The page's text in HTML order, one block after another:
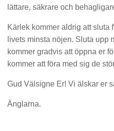
lättare, säkrare och
Kärlek kommer aldrig att sluta
livets minsta nöjen. Sluta upp
kommer gradvis att öppna er
kommer att föra med sig de
Gud Välsigne Er! Vi älskar er
Änglarna.